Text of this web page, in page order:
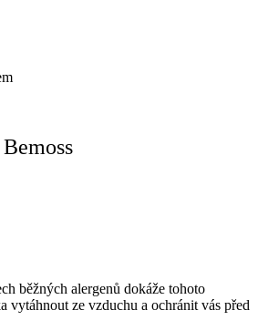
běžných alergenů dokáže tohoto
vytáhnout ze vzduchu a ochránit vás před